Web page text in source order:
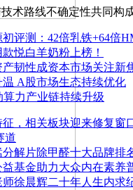
路线不确定性共同构
评测：42倍乳铁+64倍
悦白羊奶粉上榜！
韧性成资本市场关注新
A股市场生态持续优化
力产业链持续升级
，相关板块迎来修复窗
道
解片除甲醛十大品牌排
基金助力大众内在素养
徐晨辉二十年人生内求